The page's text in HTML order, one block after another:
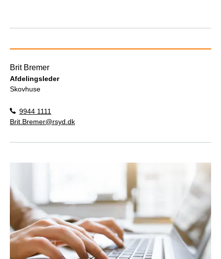
Brit Bremer
Afdelingsleder
Skovhuse
9944 1111
Brit.Bremer@rsyd.dk